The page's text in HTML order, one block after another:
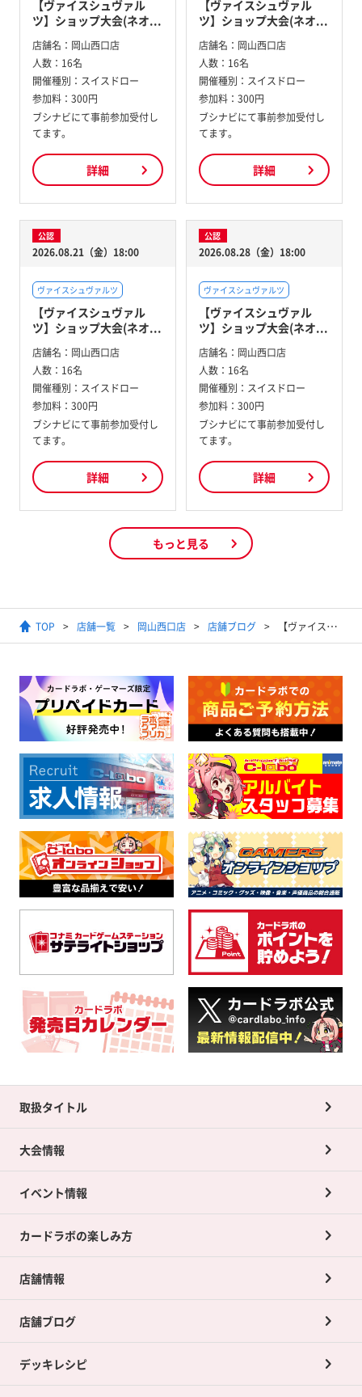
【ヴァイスシュヴァル
ツ】ショップ大会(ネオ...
店舗名： 岡山西口店
人数： 16名
開催種別： スイスドロー
参加料： 300円
ブシナビにて事前参加受付し
てます。
詳細
【ヴァイスシュヴァル
ツ】ショップ大会(ネオ...
店舗名： 岡山西口店
人数： 16名
開催種別： スイスドロー
参加料： 300円
ブシナビにて事前参加受付し
てます。
詳細
公認
2026.08.21（金）18:00
ヴァイスシュヴァルツ
【ヴァイスシュヴァル
ツ】ショップ大会(ネオ...
店舗名： 岡山西口店
人数： 16名
開催種別： スイスドロー
参加料： 300円
ブシナビにて事前参加受付し
てます。
詳細
公認
2026.08.28（金）18:00
ヴァイスシュヴァルツ
【ヴァイスシュヴァル
ツ】ショップ大会(ネオ...
店舗名： 岡山西口店
人数： 16名
開催種別： スイスドロー
参加料： 300円
ブシナビにて事前参加受付し
てます。
詳細
もっと見る
TOP 店舗一覧 岡山西口店 店舗ブログ 【ヴァイスシュヴァルツ】『葬送のフリーレン』【予約情報】
取扱タイトル
大会情報
イベント情報
カードラボの楽しみ方
店舗情報
店舗ブログ
デッキレシピ